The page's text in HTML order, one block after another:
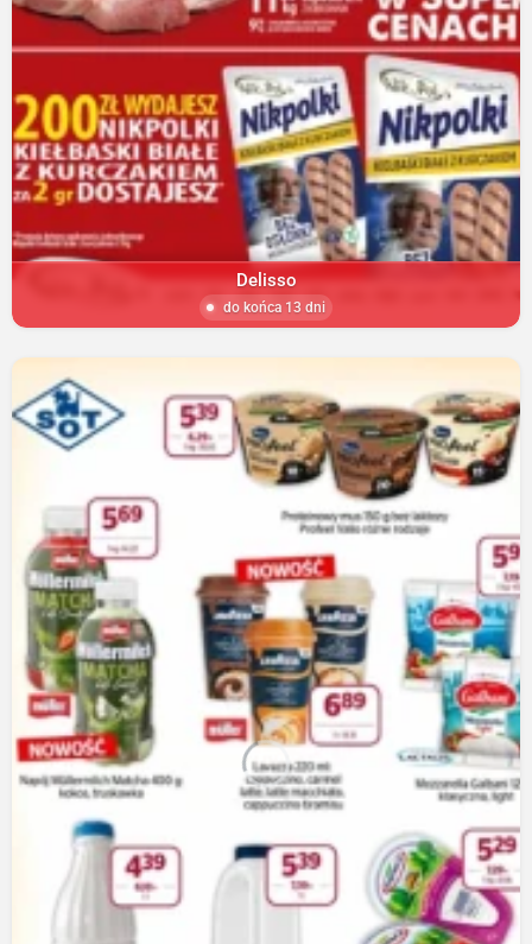
Delisso
do końca 13 dni